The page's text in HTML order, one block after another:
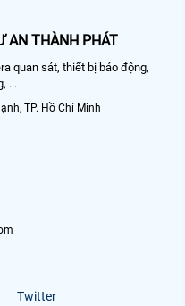
AN THÀNH PHÁT
quan sát, thiết bị báo động,
...
TP. Hồ Chí Minh
Twitter